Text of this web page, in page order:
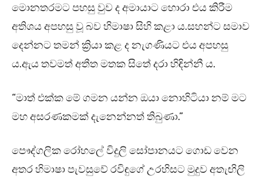
මොනතරමට පහසු වුව ද අමායාට හොරා එය කිරීම
අතිශය අපහසු වූ බව හිමාෂා සිහි කළා ය.සහන්ට සමාව
දෙන්නට තමන් ක්‍රියා කළ ද නැගණියට එය අපහසු
ය.ඇය තවමත් අතීත මතක සිතේ දරා හිඳින්නී ය.
“මාත් එක්ක මේ ගමන යන්න ඔයා නොහිටියා නම් මට
මහ අසරණකමක් දැනෙන්නත් තිබුණා.”
පෞද්ගලික රෝහලේ විදුලි සෝපානයට ගොඩ වෙන
අතර හිමාෂා පැවසුවේ රවිඳුගේ උරහිසට මුදුව අතැඟිලි